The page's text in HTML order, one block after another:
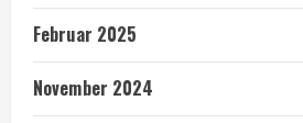
Februar 2025
November 2024